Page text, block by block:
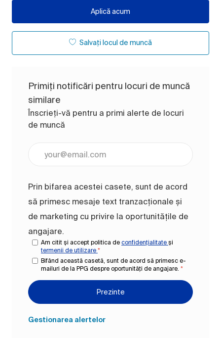
Aplică acum
Salvați locul de muncă
Primiți notificări pentru locuri de muncă
similare
Înscrieți-vă pentru a primi alerte de locuri
de muncă
Prin bifarea acestei casete, sunt de acord
să primesc mesaje text tranzacționale și
de marketing cu privire la oportunitățile de
angajare.
Am citit și accept politica de confidențialitate și
termenii de utilizare *
Bifând această casetă, sunt de acord să primesc e-
mailuri de la PPG despre oportunități de angajare. *
Prezinte
Gestionarea alertelor